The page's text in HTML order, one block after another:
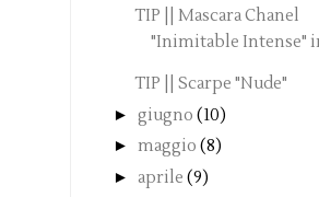
TIP || Mascara Chanel
"Inimitable Intense"
TIP || Scarpe "Nude"
► giugno (10)
► maggio (8)
► aprile (9)